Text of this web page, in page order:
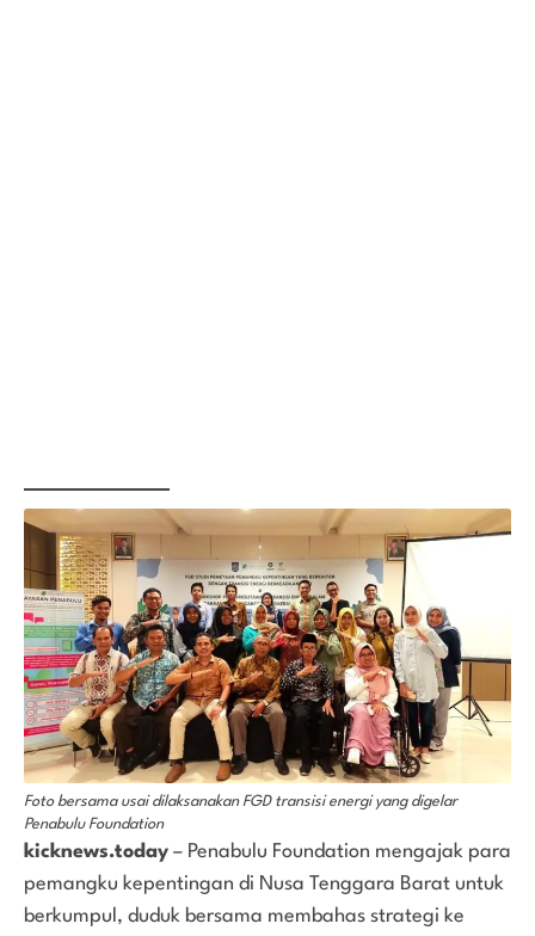
Foto bersama usai dilaksanakan FGD transisi energi yang digelar
Penabulu Foundation
kicknews.today – Penabulu Foundation mengajak para
pemangku kepentingan di Nusa Tenggara Barat untuk
berkumpul, duduk bersama membahas strategi ke